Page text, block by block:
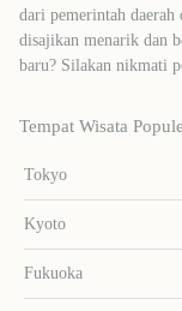
dari pemerintah daerah
disajikan menarik dan
baru? Silakan nikmati
Tempat Wisata
Tokyo
Kyoto
Fukuoka